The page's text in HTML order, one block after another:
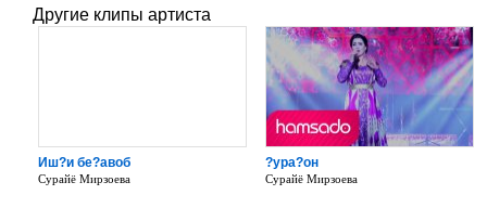
Другие клипы артиста
Иш?и бе?авоб
Сурайё Мирзоева
?ура?он
Сурайё Мирзоева